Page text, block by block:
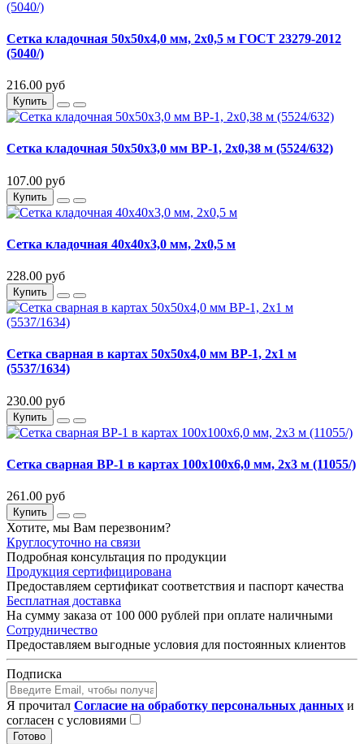
Сетка кладочная 50х50х4,0 мм, 2х0,5 м ГОСТ 23279-2012
(5040/)
216.00 руб
Купить
Сетка кладочная 50х50х3,0 мм ВР-1, 2х0,38 м (5524/632)
107.00 руб
Купить
Сетка кладочная 40х40х3,0 мм, 2х0,5 м
228.00 руб
Купить
Сетка сварная в картах 50х50х4,0 мм ВР-1, 2х1 м
(5537/1634)
230.00 руб
Купить
Сетка сварная ВР-1 в картах 100х100х6,0 мм, 2х3 м (11055/)
261.00 руб
Купить
Хотите, мы Вам перезвоним?
Круглосуточно на связи
Подробная консультация по продукции
Продукция сертифицирована
Предоставляем сертификат соответствия и паспорт качества
Бесплатная доставка
На сумму заказа от 100 000 рублей при оплате наличными
Сотрудничество
Предоставляем выгодные условия для постоянных клиентов
Подписка
Я прочитал Согласие на обработку персональных данных и
согласен с условиями
Готово